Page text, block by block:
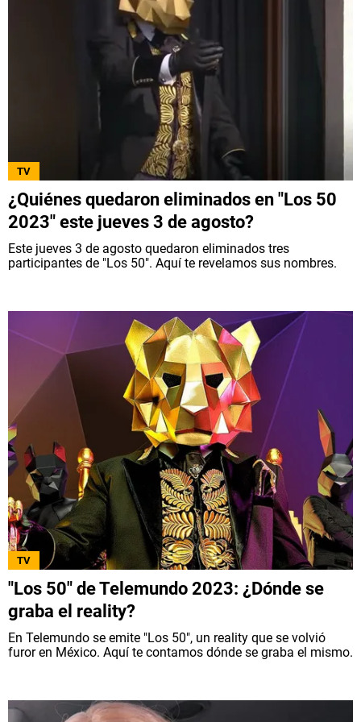
TV
¿Quiénes quedaron eliminados en "Los 50
2023" este jueves 3 de agosto?
Este jueves 3 de agosto quedaron eliminados tres
participantes de "Los 50". Aquí te revelamos sus nombres.
TV
"Los 50" de Telemundo 2023: ¿Dónde se
graba el reality?
En Telemundo se emite "Los 50", un reality que se volvió
furor en México. Aquí te contamos dónde se graba el mismo.